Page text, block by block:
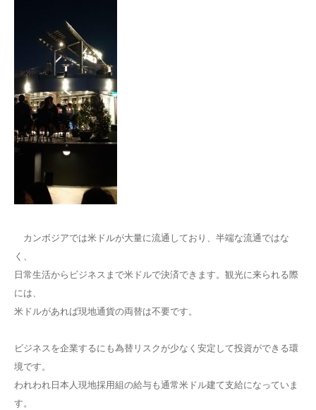
カンボジアでは米ドルが大量に流通しており、半端な流通ではな
く、
日常生活からビジネスまで米ドルで決済できます。観光に来られる際
には、
米ドルがあれば現地通貨の両替は不要です。
ビジネスを企業するにも為替リスクが少なく安定して投資ができる環
境です。
われわれ日本人現地採用組の給与も通常米ドル建て支給になっていま
す。